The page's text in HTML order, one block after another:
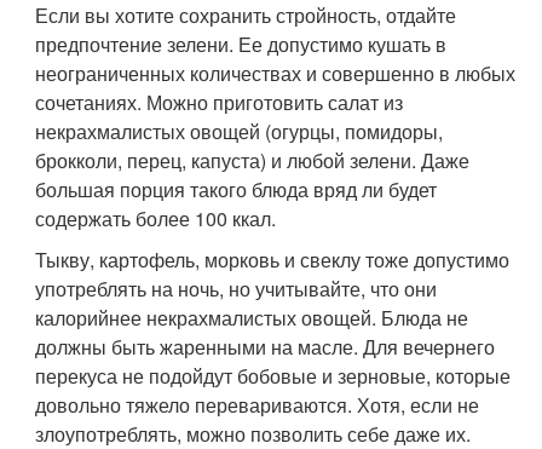
Если вы хотите сохранить стройность, отдайте
предпочтение зелени. Ее допустимо кушать в
неограниченных количествах и совершенно в любых
сочетаниях. Можно приготовить салат из
некрахмалистых овощей (огурцы, помидоры,
брокколи, перец, капуста) и любой зелени. Даже
большая порция такого блюда вряд ли будет
содержать более 100 ккал.
Тыкву, картофель, морковь и свеклу тоже допустимо
употреблять на ночь, но учитывайте, что они
калорийнее некрахмалистых овощей. Блюда не
должны быть жаренными на масле. Для вечернего
перекуса не подойдут бобовые и зерновые, которые
довольно тяжело перевариваются. Хотя, если не
злоупотреблять, можно позволить себе даже их.